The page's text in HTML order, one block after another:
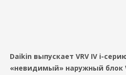
Daikin выпускает VRV IV i-
«невидимый» наружный блок